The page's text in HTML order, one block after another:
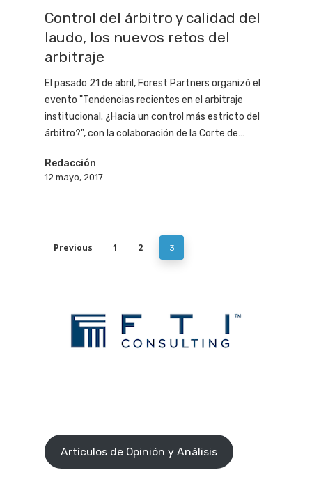
Control del árbitro y calidad del
laudo, los nuevos retos del
arbitraje
El pasado 21 de abril, Forest Partners organizó el
evento "Tendencias recientes en el arbitraje
institucional. ¿Hacia un control más estricto del
árbitro?", con la colaboración de la Corte de…
Redacción
12 mayo, 2017
Previous 1 2 3
Artículos de Opinión y Análisis